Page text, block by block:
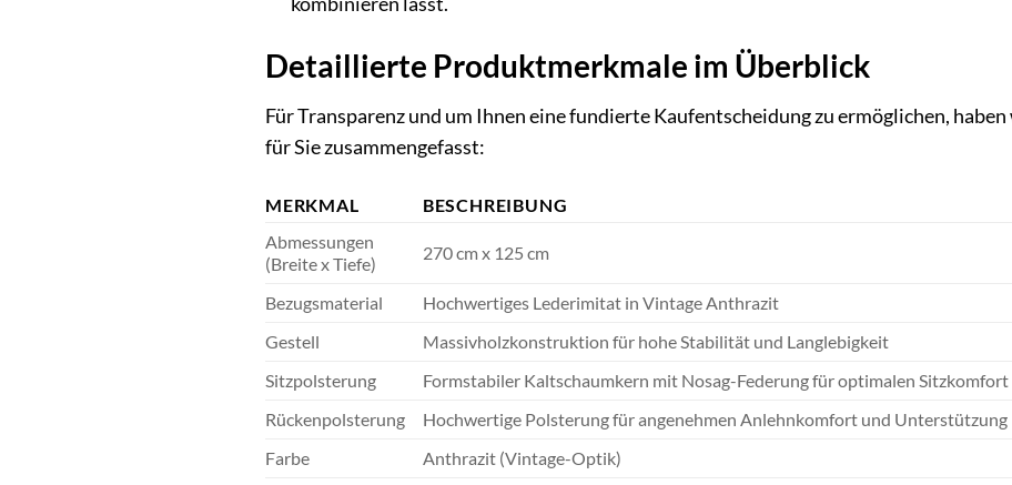
Detaillierte Produktmerkmale im Überblick
Für Transparenz und um Ihnen eine fundierte Kaufentscheidung zu ermöglichen,
für Sie zusammengefasst:
MERKMAL
BESCHREIBUNG
Abmessungen
(Breite x Tiefe)
270 cm x 125 cm
Bezugsmaterial
Hochwertiges Lederimitat in Vintage Anthrazit
Gestell
Massivholzkonstruktion für hohe Stabilität und Langlebigkeit
Sitzpolsterung
Formstabiler Kaltschaumkern mit Nosag-Federung für optimalen
Rückenpolsterung
Hochwertige Polsterung für angenehmen Anlehnkomfort und Unterstützung
Farbe
Anthrazit (Vintage-Optik)